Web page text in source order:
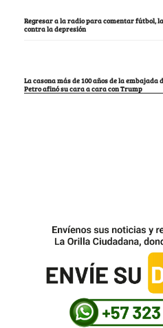
Regresar a la radio para comentar fútbol,
contra la depresión
La casona más de 100 años de la embajada
Petro afinó su cara a cara con Trump